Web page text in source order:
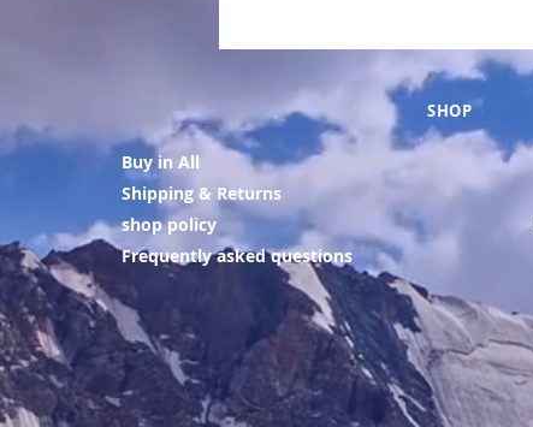
SHOP
Buy in All
Shipping & Returns
shop policy
Frequently asked questions